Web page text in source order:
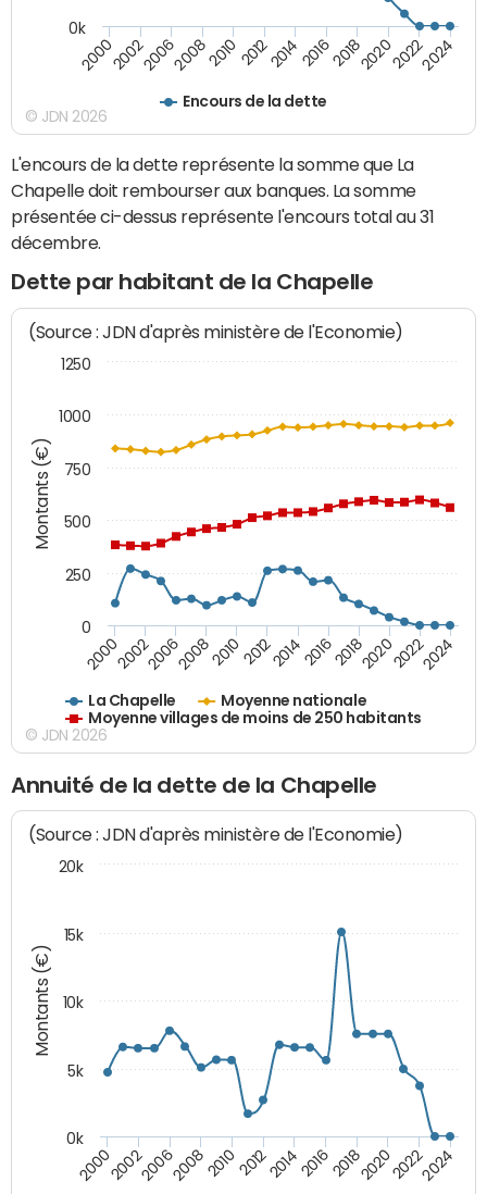
Encours de la dette
20002002200620082010 2012201420162018202020222024
0k
© JDN 2026
L'encours de la dette représente la somme que La
Chapelle doit rembourser aux banques. La somme
présentée ci-dessus représente l'encours total au 31
décembre.
Dette par habitant de la Chapelle
Montants (€)
(Source : JDN d'après ministère de l'Economie)
La Chapelle
Moyenne nationale
Moyenne villages de moins de 250 habitants
200020022006200820102012201420162018202020222024
0
250
500
750
1000
1250
© JDN 2026
Annuité de la dette de la Chapelle
Montants (€)
(Source : JDN d'après ministère de l'Economie)
200020022006200820102012201420162018202020222024
0k
5k
10k
15k
20k